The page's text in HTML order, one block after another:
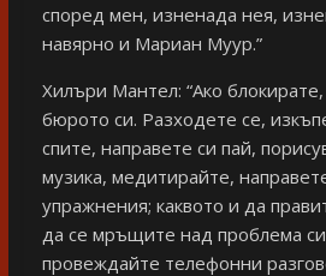
според мен, изненада нея,
навярно и Мариан Муур.”
Хилъри Мантел: “Ако
бюрото си. Разходете се,
спите, направете си пай,
музика, медитирайте,
упражнения; каквото и да
да се мръщите над проблема
провеждайте телефонни